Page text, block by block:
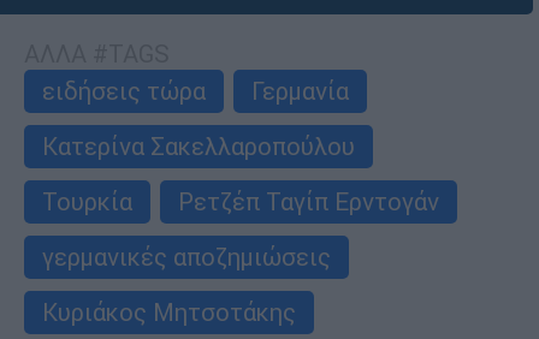
ειδήσεις τώρα
Γερμανία
Κατερίνα Σακελλαροπούλου
Τουρκία
Ρετζέπ Ταγίπ Ερντογάν
γερμανικές αποζημιώσεις
Κυριάκος Μητσοτάκης